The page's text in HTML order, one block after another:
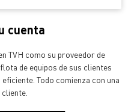
cuenta
TVH como su proveedor de
de equipos de sus clientes
Todo comienza con una